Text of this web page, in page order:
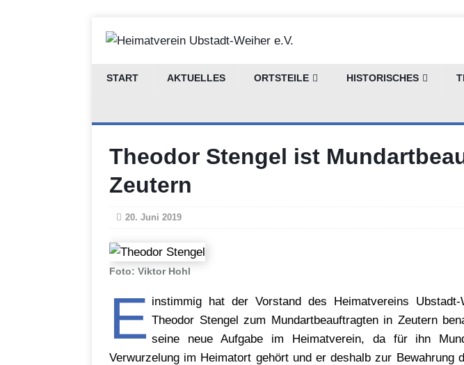
START AKTUELLES ORTSTEILE HISTORISCHES
Theodor Stengel ist
Zeutern
20. Juni 2019
Foto: Viktor Hohl
E instimmig hat der Vorstand des Heimatvereins
Theodor Stengel zum Mundartbeauftragten in Zeutern
seine neue Aufgabe im Heimatverein, da für ihn
Verwurzelung im Heimatort gehört und er deshalb zur Bewahrung